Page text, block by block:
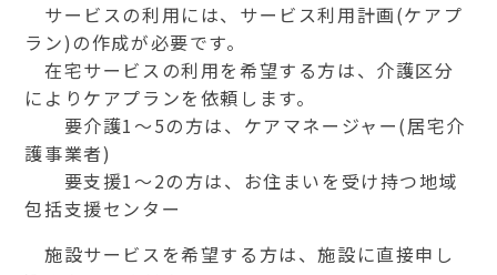
サービスの利用には、サービス利用計画(ケアプ
ラン)の作成が必要です。
在宅サービスの利用を希望する方は、介護区分
によりケアプランを依頼します。
要介護1～5の方は、ケアマネージャー(居宅介
護事業者)
要支援1～2の方は、お住まいを受け持つ地域
包括支援センター
施設サービスを希望する方は、施設に直接申し